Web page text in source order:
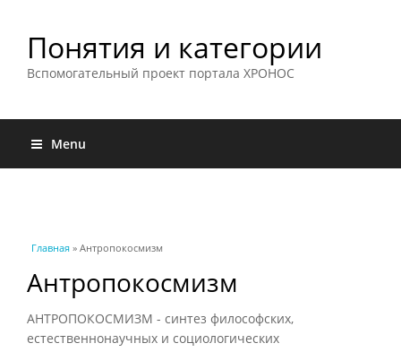
Понятия и категории
Вспомогательный проект портала ХРОНОС
Menu
Вы здесь
Главная » Антропокосмизм
Антропокосмизм
АНТРОПОКОСМИЗМ - синтез философских,
естественнонаучных и социологических